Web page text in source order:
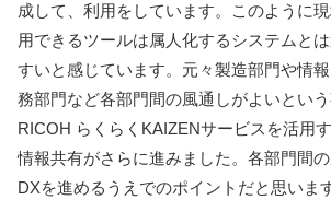
成して、利用をしています。このように
用できるツールは属人化するシステムと
すいと感じています。元々製造部門や情
務部門など各部門間の風通しがよいという
RICOH らくらくKAIZENサービスを活用
情報共有がさらに進みました。各部門間
DXを進めるうえでのポイントだと思います